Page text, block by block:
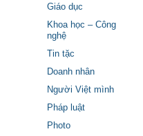
Giáo dục
Khoa học – Công
nghệ
Tin tặc
Doanh nhân
Người Việt mình
Pháp luật
Photo